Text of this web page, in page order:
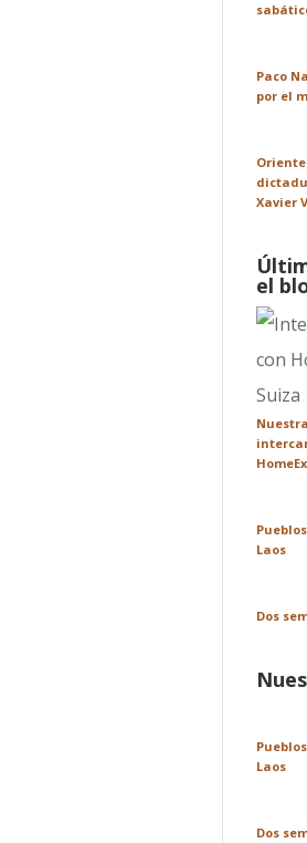
Paco
por el
Xavier
el
Laos
Dos
Laos
Dos